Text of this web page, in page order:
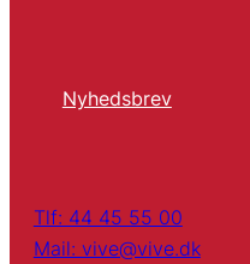
Nyhedsbrev
Tlf: 44 45 55 00
Mail: vive@vive.dk